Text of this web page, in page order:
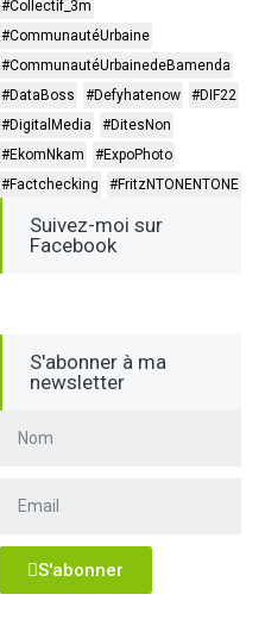
#Collectif_3m
#CommunautéUrbaine
#CommunautéUrbainedeBamenda
#DataBoss
#Defyhatenow
#DIF22
#DigitalMedia
#DitesNon
#EkomNkam
#ExpoPhoto
#Factchecking
#FritzNTONENTONE
Suivez-moi sur
Facebook
S'abonner à ma
newsletter
S'abonner